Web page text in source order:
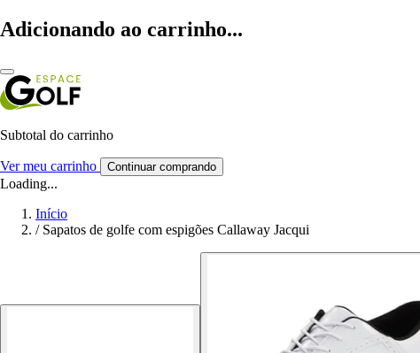
Adicionando ao carrinho...
Subtotal do carrinho
Ver meu carrinho Continuar comprando
Loading...
Início
/ Sapatos de golfe com espigões Callaway Jacqui